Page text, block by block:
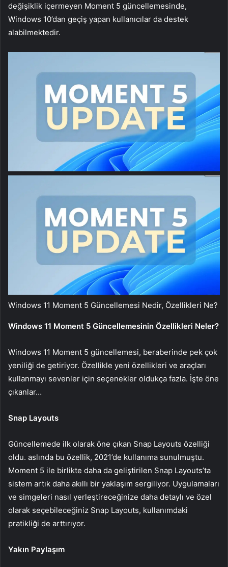
değişiklik içermeyen Moment 5 güncellemesinde,
Windows 10’dan geçiş yapan kullanıcılar da destek
alabilmektedir.
Windows 11 Moment 5 Güncellemesi Nedir, Özellikleri Ne?
Windows 11 Moment 5 Güncellemesinin Özellikleri Neler?
Windows 11 Moment 5 güncellemesi, beraberinde pek çok
yeniliği de getiriyor. Özellikle yeni özellikleri ve araçları
kullanmayı sevenler için seçenekler oldukça fazla. İşte öne
çıkanlar…
Snap Layouts
Güncellemede ilk olarak öne çıkan Snap Layouts özelliği
oldu. aslında bu özellik, 2021’de kullanıma sunulmuştu.
Moment 5 ile birlikte daha da geliştirilen Snap Layouts’ta
sistem artık daha akıllı bir yaklaşım sergiliyor. Uygulamaları
ve simgeleri nasıl yerleştireceğinize daha detaylı ve özel
olarak seçebileceğiniz Snap Layouts, kullanımdaki
pratikliği de arttırıyor.
Yakın Paylaşım